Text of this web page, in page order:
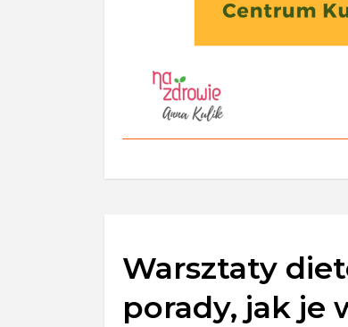
Warsztaty
porady, jak je